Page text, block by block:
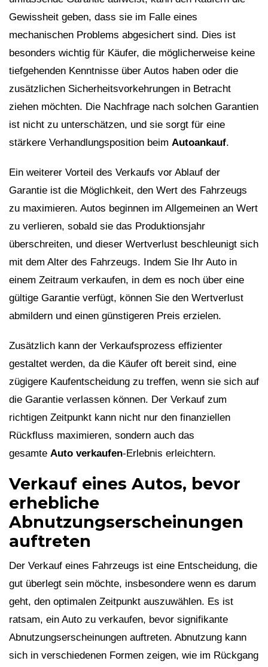
Gewissheit geben, dass sie im Falle eines
mechanischen Problems abgesichert sind. Dies ist
besonders wichtig für Käufer, die möglicherweise keine
tiefgehenden Kenntnisse über Autos haben oder die
zusätzlichen Sicherheitsvorkehrungen in Betracht
ziehen möchten. Die Nachfrage nach solchen Garantien
ist nicht zu unterschätzen, und sie sorgt für eine
stärkere Verhandlungsposition beim Autoankauf.
Ein weiterer Vorteil des Verkaufs vor Ablauf der
Garantie ist die Möglichkeit, den Wert des Fahrzeugs
zu maximieren. Autos beginnen im Allgemeinen an Wert
zu verlieren, sobald sie das Produktionsjahr
überschreiten, und dieser Wertverlust beschleunigt sich
mit dem Alter des Fahrzeugs. Indem Sie Ihr Auto in
einem Zeitraum verkaufen, in dem es noch über eine
gültige Garantie verfügt, können Sie den Wertverlust
abmildern und einen günstigeren Preis erzielen.
Zusätzlich kann der Verkaufsprozess effizienter
gestaltet werden, da die Käufer oft bereit sind, eine
zügigere Kaufentscheidung zu treffen, wenn sie sich auf
die Garantie verlassen können. Der Verkauf zum
richtigen Zeitpunkt kann nicht nur den finanziellen
Rückfluss maximieren, sondern auch das
gesamte Auto verkaufen-Erlebnis erleichtern.
Verkauf eines Autos, bevor
erhebliche
Abnutzungserscheinungen
auftreten
Der Verkauf eines Fahrzeugs ist eine Entscheidung, die
gut überlegt sein möchte, insbesondere wenn es darum
geht, den optimalen Zeitpunkt auszuwählen. Es ist
ratsam, ein Auto zu verkaufen, bevor signifikante
Abnutzungserscheinungen auftreten. Abnutzung kann
sich in verschiedenen Formen zeigen, wie im Rückgang